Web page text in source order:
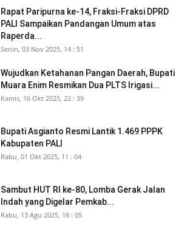
Rapat Paripurna ke-14, Fraksi-Fraksi DPRD
PALI Sampaikan Pandangan Umum atas
Raperda...
Senin, 03 Nov 2025, 14 : 51
Wujudkan Ketahanan Pangan Daerah, Bupati
Muara Enim Resmikan Dua PLTS Irigasi...
Kamis, 16 Okt 2025, 22 : 39
Bupati Asgianto Resmi Lantik 1.469 PPPK
Kabupaten PALI
Rabu, 01 Okt 2025, 11 : 04
Sambut HUT RI ke-80, Lomba Gerak Jalan
Indah yang Digelar Pemkab...
Rabu, 13 Agu 2025, 18 : 05